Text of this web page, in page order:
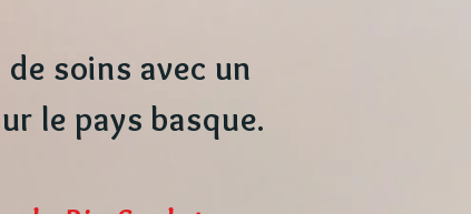
soins avec un
le pays basque.